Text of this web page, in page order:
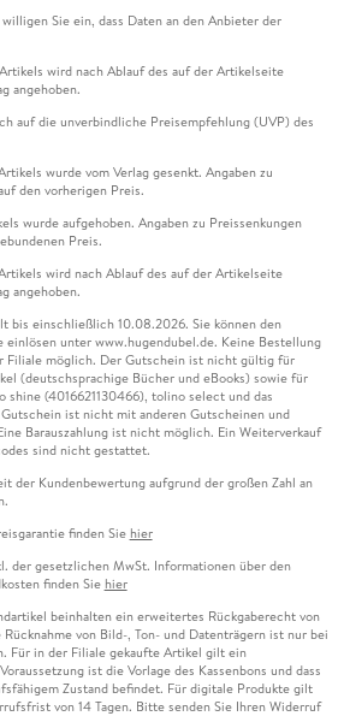
Sie ein, dass Daten an den Anbieter der
wird nach Ablauf des auf der Artikelseite
angehoben.
auf die unverbindliche Preisempfehlung (UVP) des
wurde vom Verlag gesenkt. Angaben zu
den vorherigen Preis.
wurde aufgehoben. Angaben zu Preissenkungen
Preis.
wird nach Ablauf des auf der Artikelseite
angehoben.
bis einschließlich 10.08.2026. Sie können den
unter www.hugendubel.de. Keine Bestellung
Filiale möglich. Der Gutschein ist nicht gültig für
(deutschsprachige Bücher und eBooks) sowie für
shine (4016621130466), tolino select und das
ist nicht mit anderen Gutscheinen und
Barauszahlung ist nicht möglich. Ein Weiterverkauf
sind nicht gestattet.
der Kundenbewertung aufgrund der großen Zahl an
finden Sie hier
der gesetzlichen MwSt. Informationen über den
finden Sie hier
beinhalten ein erweitertes Rückgaberecht von
von Bild-, Ton- und Datenträgern ist nur bei
Für in der Filiale gekaufte Artikel gilt ein
ist die Vorlage des Kassenbons und dass
Zustand befindet. Für digitale Produkte gilt
von 14 Tagen. Bitte senden Sie Ihren Widerruf